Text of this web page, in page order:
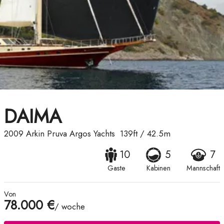
DAIMA
2009 Arkin Pruva Argos Yachts 139ft/ 42.5m
10
Gaste
5
Kabinen
7
Mannschaft
Von
78.000 €/ woche